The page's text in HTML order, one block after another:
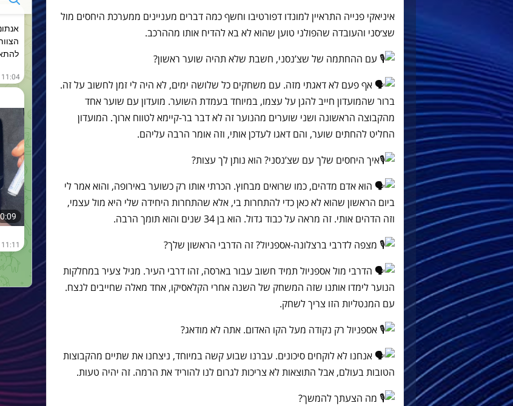
איניאקי פנייה התראיין למונדו דפורטיבו וחשף כמה דברים מעניינים ממערכת היחסים מול
שצ׳סני והעובדה שהפולני טוען שהוא לא בא להדיח אותו מההרכב.
עם ההחתמה של שצ’נסני, חשבת שלא תהיה שוער ראשון?
אף פעם לא דאגתי מזה. עם משחקים כל שלושה ימים, לא היה לי זמן לחשוב על זה.
ברור שהמועדון חייב להגן על עצמו, במיוחד בעמדת השוער. מועדון עם שוער אחד
מהקבוצה הראשונה ושני שוערים מהנוער זה לא דבר בר-קיימא לטווח ארוך. המועדון
החליט להחתים שוער, והם דאגו לעדכן אותי, וזה אומר הרבה עליהם.
איך היחסים שלך עם שצ’נסני? הוא נותן לך עצות?
הוא אדם מדהים, כמו שרואים מבחוץ. הכרתי אותו רק כשוער באירופה, והוא אמר לי
ביום הראשון שהוא לא כאן כדי להתחרות בי, אלא שהתחרות היחידה שלי היא מול עצמי,
וזה הדהים אותי. זה מראה על כבוד גדול. הוא בן 34 שנים והוא תומך הרבה.
מצפה לדרבי ברצלונה-אספניול? זה הדרבי הראשון שלך?
הדרבי מול אספניול תמיד חשוב עבור בארסה, זהו דרבי העיר. מגיל צעיר במחלקות
הנוער לימדו אותנו שזה המשחק של השנה אחרי הקלאסיקו, אחד מאלה שחייבים לנצח.
עם המנטליות הזו צריך לשחק.
אספניול רק נקודה מעל הקו האדום. אתה לא מודאג?
אנחנו לא לוקחים סיכונים. עברנו שבוע קשה במיוחד, ניצחנו את שתיים מהקבוצות
הטובות בעולם, אבל התוצאות לא צריכות לגרום לנו להוריד את הרמה. זה יהיה טעות.
מה הצעתך להמשך?